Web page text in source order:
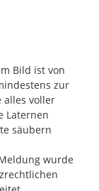
Bild ist von
zur
alles voller
Laternen
säubern
wurde